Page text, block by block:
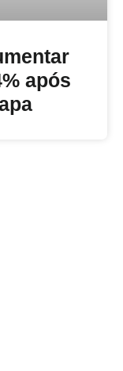
após